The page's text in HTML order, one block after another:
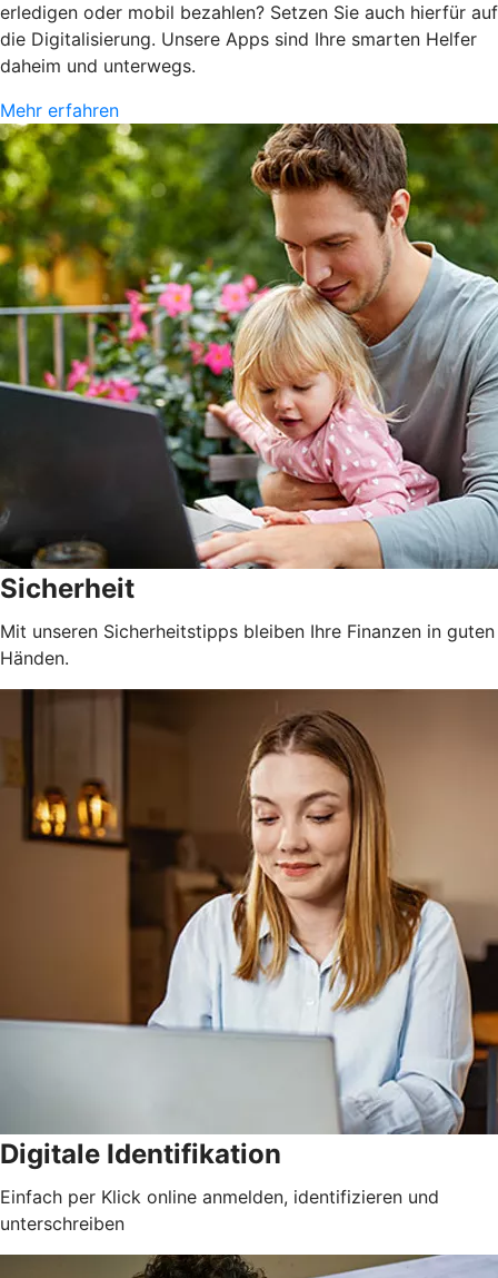
erledigen oder mobil bezahlen? Setzen Sie auch hierfür auf
die Digitalisierung. Unsere Apps sind Ihre smarten Helfer
daheim und unterwegs.
Mehr erfahren
Sicherheit
Mit unseren Sicherheitstipps bleiben Ihre Finanzen in guten
Händen.
Digitale Identifikation
Einfach per Klick online anmelden, identifizieren und
unterschreiben